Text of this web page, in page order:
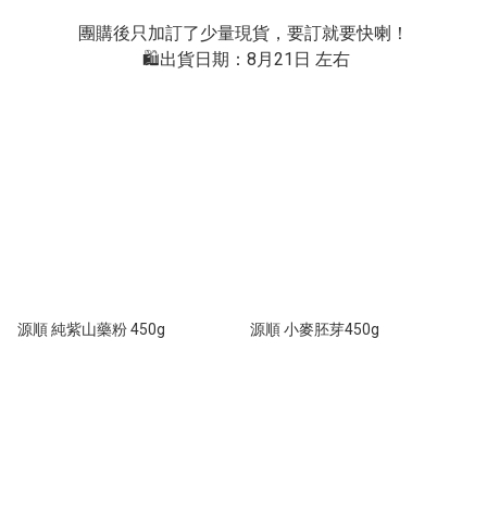
團購後只加訂了少量現貨，要訂就要快喇！
🛍出貨日期：8月21日 左右
源順 純紫山藥粉 450g 源順 小麥胚芽450g